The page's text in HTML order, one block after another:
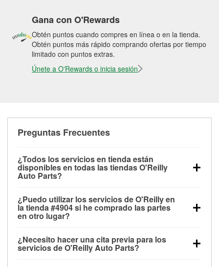
Gana con O'Rewards
Obtén puntos cuando compres en línea o en la tienda.
Obtén puntos más rápido comprando ofertas por tiempo
limitado con puntos extras.
Únete a O'Rewards o inicia sesión
Preguntas Frecuentes
¿Todos los servicios en tienda están
disponibles en todas las tiendas O'Reilly
Auto Parts?
las pruebas de batería, pruebas de alternador y
motor de arranque, revisión de la luz “Check Engine”
con O'Reilly VeriScan® e instalación de
limpiaparabrisas o bombillas, están disponibles en
todas las tiendas O'Reilly Auto Parts. La tienda
¿Puedo utilizar los servicios de O'Reilly en
la tienda #4904 si he comprado las partes
en otro lugar?
de O'Reilly Auto Parts que estén disponibles en la
tienda #4904 de Wytheville, VA aunque hayas
¿Necesito hacer una cita previa para los
servicios de O'Reilly Auto Parts?